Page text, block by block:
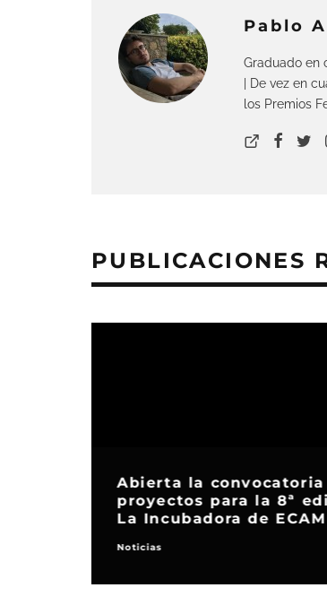
Pablo
Graduado en
| De vez en
los Premios
PUBLICACIONES
Abierta la convocatoria
proyectos para la 8ª
La Incubadora de ECAM
Noticias